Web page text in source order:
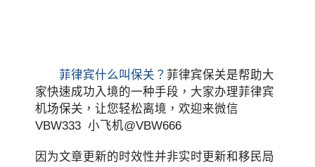
菲律宾什么叫保关？ 菲律宾保关是帮助大
家快速成功入境的一种手段，大家办理菲律宾
机场保关，让您轻松离境，欢迎来微信
VBW333 小飞机@VBW666
因为文章更新的时效性并非实时更新和移民局